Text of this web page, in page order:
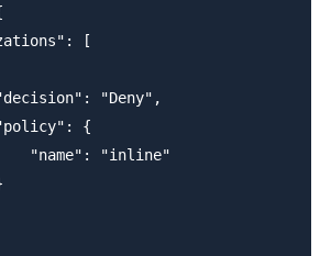
[
"Deny",
{
"name": "inline"